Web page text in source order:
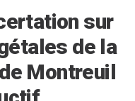
sur
de la
Montreuil